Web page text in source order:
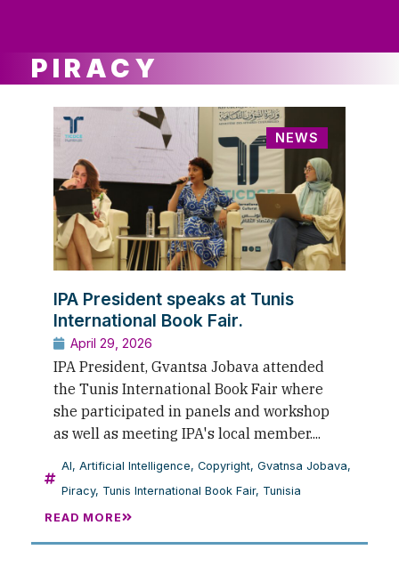
PIRACY
NEWS
IPA President speaks at Tunis
International Book Fair.
April 29, 2026
IPA President, Gvantsa Jobava attended
the Tunis International Book Fair where
she participated in panels and workshop
as well as meeting IPA's local member....
AI, Artificial Intelligence, Copyright, Gvatnsa Jobava,
Piracy, Tunis International Book Fair, Tunisia
READ MORE